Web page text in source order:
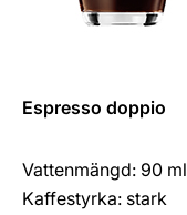
Espresso doppio
Vattenmängd: 90 ml
Kaffestyrka: stark